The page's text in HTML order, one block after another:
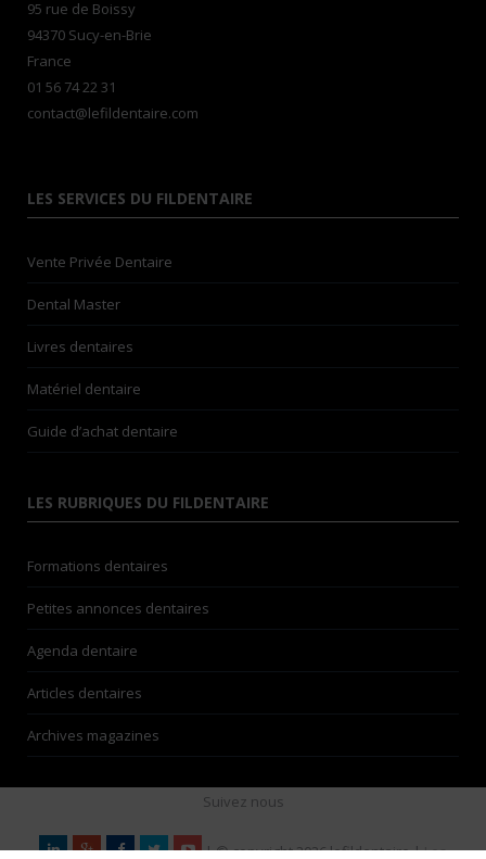
95 rue de Boissy
94370 Sucy-en-Brie
France
01 56 74 22 31
contact@lefildentaire.com
LES SERVICES DU FILDENTAIRE
Vente Privée Dentaire
Dental Master
Livres dentaires
Matériel dentaire
Guide d’achat dentaire
LES RUBRIQUES DU FILDENTAIRE
Formations dentaires
Petites annonces dentaires
Agenda dentaire
Articles dentaires
Archives magazines
Suivez nous
| © copyright 2026 lefildentaire |Les